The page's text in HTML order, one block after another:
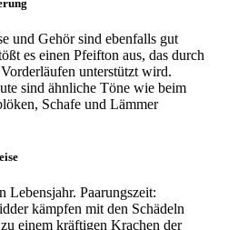
und Gehör sind ebenfalls gut
es einen Pfeifton aus, das durch
unterstützt wird.
sind ähnliche Töne wie beim
Schafe und Lämmer
Lebensjahr. Paarungszeit:
kämpfen mit den Schädeln
einem kräftigen Krachen der